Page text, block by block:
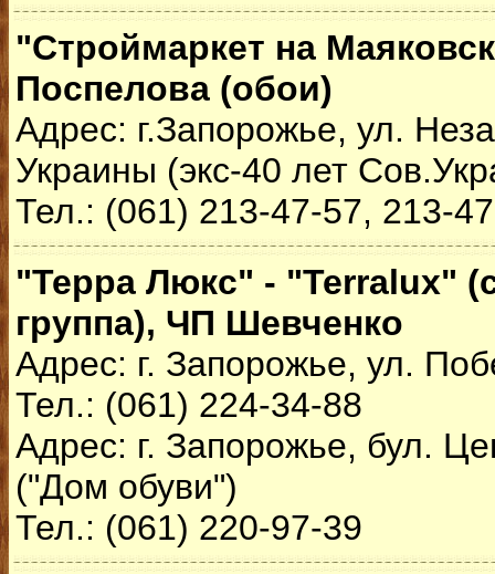
"Строймаркет на
Поспелова (обои)
Адрес: г.Запорожье, ул.
Украины (экс-40 лет
Тел.: (061) 213-47-57, 213-
"Терра Люкс" - "Terralux"
группа), ЧП Шевченко
Адрес: г. Запорожье, ул.
Тел.: (061) 224-34-88
Адрес: г. Запорожье, бул.
("Дом обуви")
Тел.: (061) 220-97-39